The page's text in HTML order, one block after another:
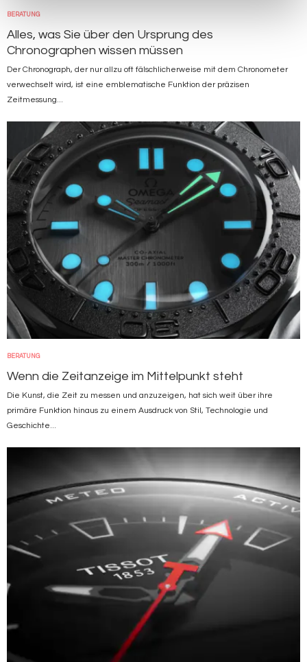
BERATUNG
Alles, was Sie über den Ursprung des
Chronographen wissen müssen
Der Chronograph, der nur allzu oft fälschlicherweise mit dem Chronometer
verwechselt wird, ist eine emblematische Funktion der präzisen
Zeitmessung...
BERATUNG
Wenn die Zeitanzeige im Mittelpunkt steht
Die Kunst, die Zeit zu messen und anzuzeigen, hat sich weit über ihre
primäre Funktion hinaus zu einem Ausdruck von Stil, Technologie und
Geschichte...